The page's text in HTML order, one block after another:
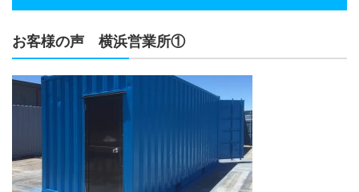
コンテナ・サービス
コンテナ活用例・実績
お客様の声 横浜営業所①